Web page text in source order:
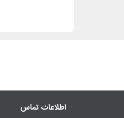
اطلاعات تماس